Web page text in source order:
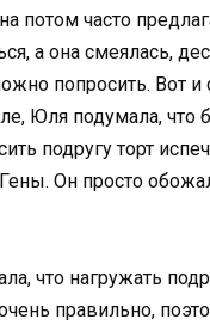
потом часто
а она смеялась,
попросить. Вот и
Юля подумала, что
подругу торт
Он просто
что нагружать
правильно,